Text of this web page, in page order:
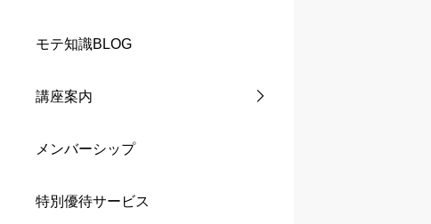
モテ知識BLOG
講座案内
メンバーシップ
特別優待サービス